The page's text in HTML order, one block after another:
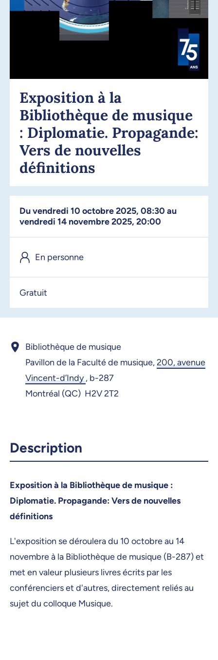
Exposition à la
Bibliothèque de musique
: Diplomatie. Propagande:
Vers de nouvelles
définitions
Du vendredi 10 octobre 2025, 08:30 au
vendredi 14 novembre 2025, 20:00
En personne
Gratuit
Bibliothèque de musique
Pavillon de la Faculté de musique,200, avenue
Vincent-d’Indy, b-287
Montréal (QC) H2V 2T2
Description
Exposition à la Bibliothèque de musique :
Diplomatie. Propagande: Vers de nouvelles
définitions
L'exposition se déroulera du 10 octobre au 14
novembre à la Bibliothèque de musique (B-287) et
met en valeur plusieurs livres écrits par les
conférenciers et d'autres, directement reliés au
sujet du colloque Musique.